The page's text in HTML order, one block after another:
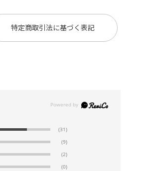
特定商取引法に基づく表記
(31)
(9)
(2)
(0)